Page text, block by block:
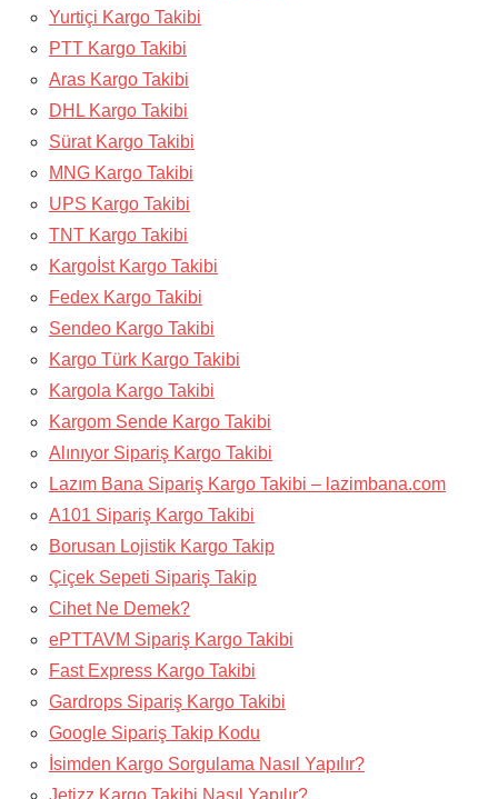
Yurtiçi Kargo Takibi
PTT Kargo Takibi
Aras Kargo Takibi
DHL Kargo Takibi
Sürat Kargo Takibi
MNG Kargo Takibi
UPS Kargo Takibi
TNT Kargo Takibi
Kargoİst Kargo Takibi
Fedex Kargo Takibi
Sendeo Kargo Takibi
Kargo Türk Kargo Takibi
Kargola Kargo Takibi
Kargom Sende Kargo Takibi
Alınıyor Sipariş Kargo Takibi
Lazım Bana Sipariş Kargo Takibi – lazimbana.com
A101 Sipariş Kargo Takibi
Borusan Lojistik Kargo Takip
Çiçek Sepeti Sipariş Takip
Cihet Ne Demek?
ePTTAVM Sipariş Kargo Takibi
Fast Express Kargo Takibi
Gardrops Sipariş Kargo Takibi
Google Sipariş Takip Kodu
İsimden Kargo Sorgulama Nasıl Yapılır?
Jetizz Kargo Takibi Nasıl Yapılır?